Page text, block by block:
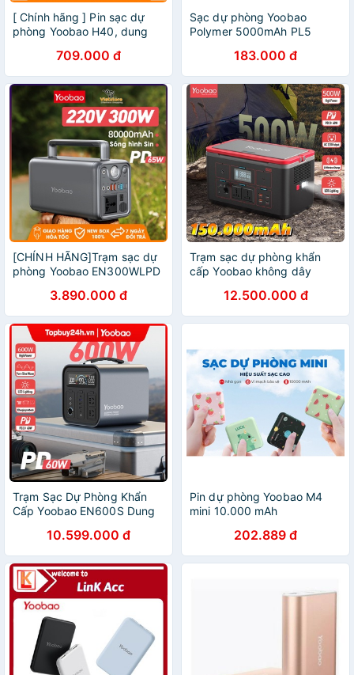
[ Chính hãng ] Pin sạc dự
phòng Yoobao H40, dung
45W sạc nhanh điện thoại ,
macbook, laptop
709.000 đ
Sạc dự phòng Yoobao
Polymer 5000mAh PL5
183.000 đ
[CHÍNH HÃNG]Trạm sạc dự
phòng Yoobao EN300WLPD
cổng 220V/300W tích hợp
đèn Pin phù hợp đi du lịch
3.890.000 đ
Trạm sạc dự phòng khẩn
cấp Yoobao không dây
siêu khủng 150000mAh,
Cổng AC kép 220V
12.500.000 đ
Trạm Sạc Dự Phòng Khẩn
Cấp Yoobao EN600S Dung
600W/ Sạc Nhanh PD 60W
Tích Hợp Đèn Pin Có Thể
Mang Đ
10.599.000 đ
Pin dự phòng Yoobao M4
mini 10.000 mAh
202.889 đ